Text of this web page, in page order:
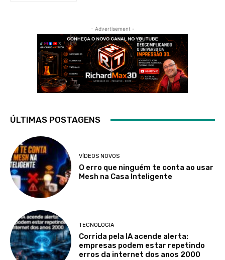
- Advertisement -
ÚLTIMAS POSTAGENS
VÍDEOS NOVOS
O erro que ninguém te conta ao usar
Mesh na Casa Inteligente
TECNOLOGIA
Corrida pela IA acende alerta:
empresas podem estar repetindo
erros da internet dos anos 2000